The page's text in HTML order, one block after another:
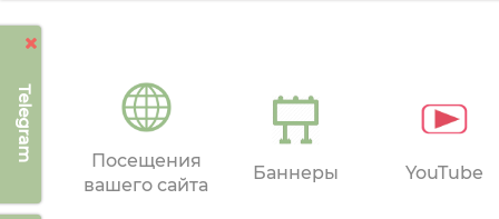
Telegram
Посещения
вашего сайта
Баннеры YouTube